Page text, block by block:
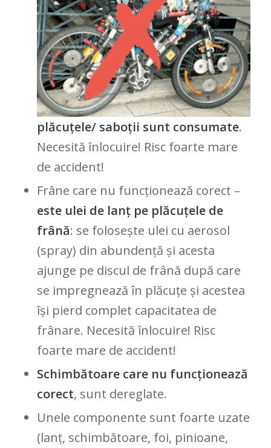
plăcuțele/ saboții sunt consumate.
Necesită înlocuire! Risc foarte mare
de accident!
Frâne care nu funcționează corect –
este ulei de lanț pe plăcuțele de
frână: se folosește ulei cu aerosol
(spray) din abundență și acesta
ajunge pe discul de frână după care
se impregnează în plăcuțe și acestea
își pierd complet capacitatea de
frânare. Necesită înlocuire! Risc
foarte mare de accident!
Schimbătoare care nu funcționează
corect, sunt dereglate.
Unele componente sunt foarte uzate
(lanț, schimbătoare, foi, pinioane,